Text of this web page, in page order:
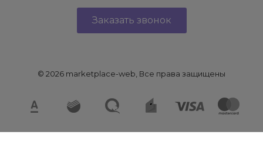
Заказать звонок
© 2026 marketplace-web, Все права защищены